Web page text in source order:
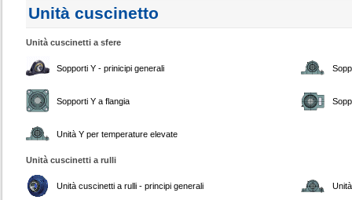
Unità cuscinetto
Unità cuscinetti a sfere
Sopporti Y - prinicipi generali
Sopporti Y a flangia
Unità Y per temperature elevate
Unità cuscinetti a rulli
Unità cuscinetti a rulli - principi generali